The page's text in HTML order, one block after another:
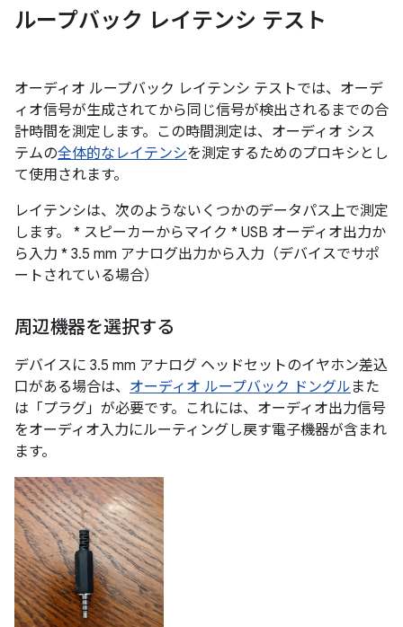
ループバック レイテンシ テスト
オーディオ ループバック レイテンシ テストでは、オーデ
ィオ信号が生成されてから同じ信号が検出されるまでの合
計時間を測定します。この時間測定は、オーディオ シス
テムの全体的なレイテンシを測定するためのプロキシとし
て使用されます。
レイテンシは、次のようないくつかのデータパス上で測定
します。 * スピーカーからマイク * USB オーディオ出力か
ら入力 * 3.5 mm アナログ出力から入力（デバイスでサポ
ートされている場合）
周辺機器を選択する
デバイスに 3.5 mm アナログ ヘッドセットのイヤホン差込
口がある場合は、 オーディオ ループバック ドングル また
は「プラグ」が必要です。これには、オーディオ出力信号
をオーディオ入力にルーティングし戻す電子機器が含まれ
ます。